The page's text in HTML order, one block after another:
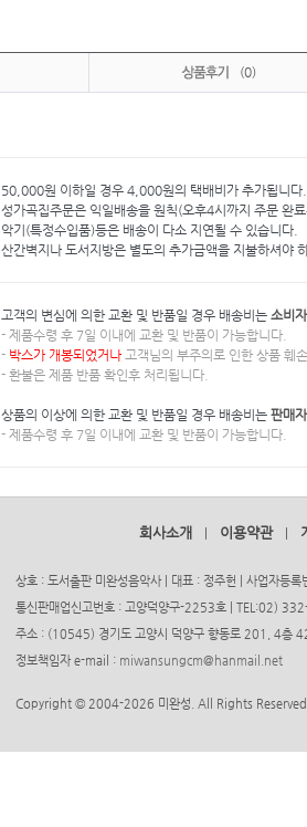
(0)
50,000원 이하일 경우 4,000원의 택배비가 추가됩니다.
성가곡집주문은 익일배송을 원칙(오후4시까지 주문 완
악기(특정수입품)등은 배송이 다소 지연될 수 있습니다.
산간벽지나 도서지방은 별도의 추가금액을 지불하셔야
고객의 변심에 의한 교환 및 반품일 경우 배송비는 소비자
- 제품수령 후 7일 이내에 교환 및 반품이 가능합니다.
- 박스가 개봉되었거나고객님의 부주의로 인한 상품 훼
- 환불은 제품 반품 확인후 처리됩니다.
상품의 이상에 의한 교환 및 반품일 경우 배송비는 판매자
- 제품수령 후 7일 이내에 교환 및 반품이 가능합니다.
회사소개 이용약관
상호 : 도서출판 미완성음악사 | 대표 : 정주헌 | 사업자등
통신판매업신고번호 : 고양덕양구-2253호 | TEL:02)
주소 : (10545) 경기도 고양시 덕양구 향동로 201, 4층
정보책임자 e-mail : miwansungcm@hanmail.net
Copyright © 2004-2026 미완성. All Rights